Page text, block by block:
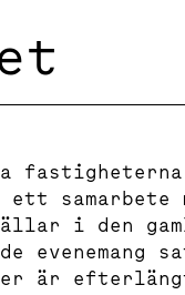
samarbete
i den
evenemang
är